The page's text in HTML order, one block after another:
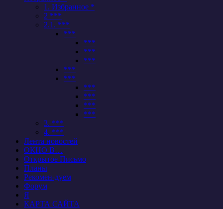
1. Избранное *
2 ***
2.1. ***
***
***
***
***
***
***
***
***
***
***
3. ***
4. ***
Лента новостей
ОКНО В…
Открытое Письмо
Планы
Рекомен-дуем
Форум
Я
КАРТА САЙТА